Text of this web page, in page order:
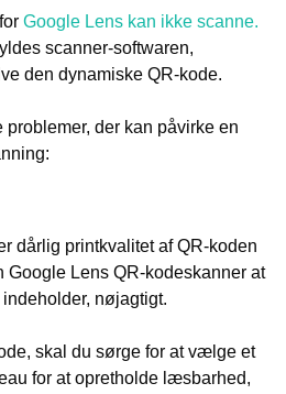
Google Lens kan ikke scanne.
scanner-softwaren,
den dynamiske QR-kode.
der kan påvirke en
dårlig printkvalitet af QR-koden
Google Lens QR-kodeskanner at
nøjagtigt.
skal du sørge for at vælge et
for at opretholde læsbarhed,